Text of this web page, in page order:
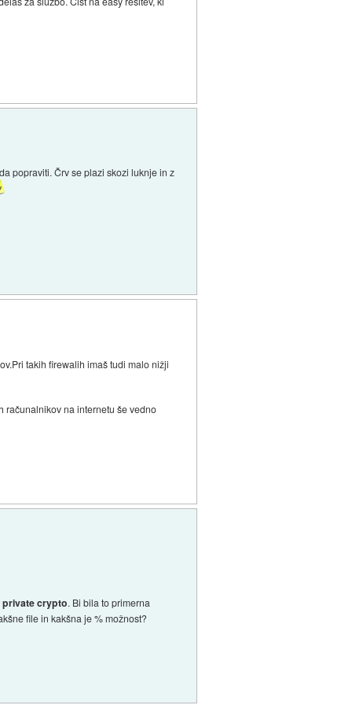
popraviti. Črv se plazi skozi luknje in z
takih firewalih imaš tudi malo nižji
računalnikov na internetu še vedno
crypto. Bi bila to primerna
file in kakšna je % možnost?